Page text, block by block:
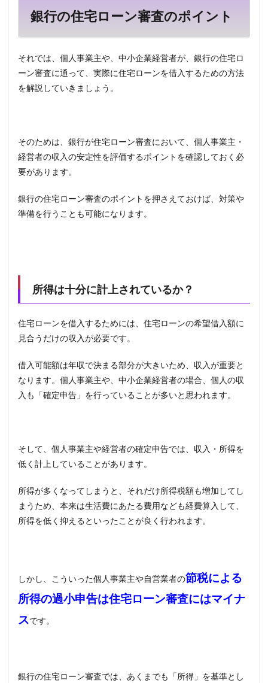
銀行の住宅ローン審査のポイント
それでは、個人事業主や、中小企業経営者が、銀行の住宅ロ
ーン審査に通って、実際に住宅ローンを借入するための方法
を解説していきましょう。
そのためは、銀行が住宅ローン審査において、個人事業主・
経営者の収入の安定性を評価するポイントを確認しておく必
要があります。
銀行の住宅ローン審査のポイントを押さえておけば、対策や
準備を行うことも可能になります。
所得は十分に計上されているか？
住宅ローンを借入するためには、住宅ローンの希望借入額に
見合うだけの収入が必要です。
借入可能額は年収で決まる部分が大きいため、収入が重要と
なります。個人事業主や、中小企業経営者の場合、個人の収
入も「確定申告」を行っていることが多いと思われます。
そして、個人事業主や経営者の確定申告では、収入・所得を
低く計上していることがあります。
所得が多くなってしまうと、それだけ所得税額も増加してし
まうため、本来は生活費にあたる費用なども経費算入して、
所得を低く抑えるといったことが良く行われます。
しかし、こういった個人事業主や自営業者の節税による
所得の過小申告は住宅ローン審査にはマイナ
スです。
銀行の住宅ローン審査では、あくまでも「所得」を基準とし